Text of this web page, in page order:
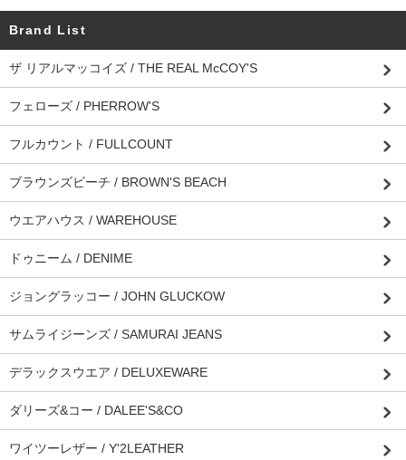
Brand List
ザ リアルマッコイズ / THE REAL McCOY'S
フェローズ / PHERROW'S
フルカウント / FULLCOUNT
ブラウンズビーチ / BROWN'S BEACH
ウエアハウス / WAREHOUSE
ドゥニーム / DENIME
ジョングラッコー / JOHN GLUCKOW
サムライジーンズ / SAMURAI JEANS
デラックスウエア / DELUXEWARE
ダリーズ&コー / DALEE'S&CO
ワイツーレザー / Y'2LEATHER